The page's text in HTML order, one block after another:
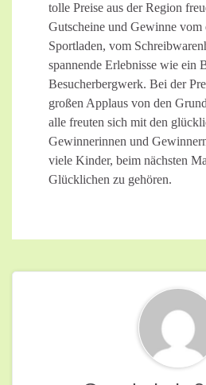
tolle Preise aus der Region
Gutscheine und Gewinne vom
Sportladen, vom
spannende Erlebnisse wie ein
Besucherbergwerk. Bei der
großen Applaus von den
alle freuten sich mit den
Gewinnerinnen und
viele Kinder, beim nächsten
Glücklichen zu gehören.